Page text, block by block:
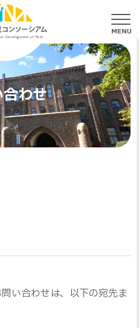
メ
わせ
い合わせは、以下の宛先ま